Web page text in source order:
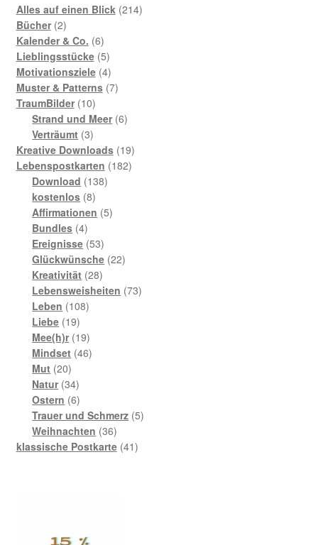
Alles auf einen Blick 214214
Bücher 22
Produkte
Kalender & Co. 66
Produkte
Lieblingsstücke 55
Produkte
Motivationsziele 44
Produkte
Muster & Patterns 77
TraumBilder 1010
Produkte
Strand und Meer 66
Verträumt 33
Produkte
Kreative Downloads 1919
Produkte
Lebenspostkarten 182182
Download 138138
kostenlos 88
Produkte
Affirmationen 55
Bundles 44
Produkte
Ereignisse 5353
Produkte
Glückwünsche 2222
Kreativität 2828
Produkte
Lebensweisheiten 7373
Leben 108108
Liebe 1919
Produkte
Mee(h)r 1919
Produkte
Mindset 4646
Mut 2020
Produkte
Natur 3434
Produkte
Ostern 66
Produkte
Trauer und Schmerz 55
Weihnachten 3636
Produkte
klassische Postkarte 4141